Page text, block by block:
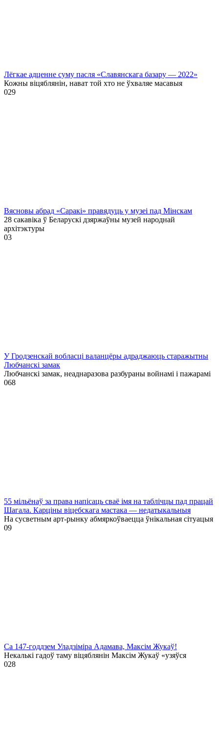
Лёгкае адценне суму пасля «Славянскага базару — 2022»
Кожны віцяблянін, нават той хто не ўхваляе масавыя
029
Вясновы абрад «Саракі» правядуць у музеі пад Мінскам
28 сакавіка ў Беларускі дзяржаўны музей народнай
архітэктуры
03
У Гродзенскай вобласці валанцёры адраджаюць старажытны
Любчанскі замак
Любчанскі замак, неаднаразова разбураны войнамі і пажарамі
068
55 мільёнаў за права напісаць сваё імя на таблічцы пад працай
Шагала. Карціны віцебскага мастака — недатыкальныя
На сусветным арт-рынку абмяркоўваецца ўнікальная сітуацыя
09
Са 147-годдзем Уладзіміра Адамава, Максім Жукаў!
Некалькі гадоў таму віцяблянін Максім Жукаў «узяўся
028